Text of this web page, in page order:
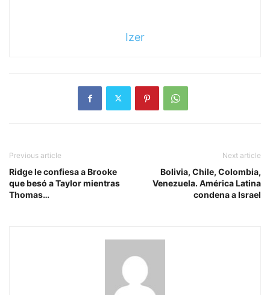
Izer
Previous article
Ridge le confiesa a Brooke
que besó a Taylor mientras
Thomas…
Next article
Bolivia, Chile, Colombia,
Venezuela. América Latina
condena a Israel